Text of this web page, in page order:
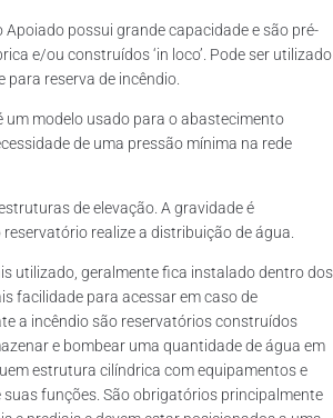
Apoiado possui grande capacidade e são pré-
e/ou construídos ‘in loco’. Pode ser utilizado
para reserva de incêndio.
um modelo usado para o abastecimento
de uma pressão mínima na rede
de elevação. A gravidade é
realize a distribuição de água.
utilizado, geralmente fica instalado dentro dos
facilidade para acessar em caso de
a incêndio são reservatórios construídos
e bombear uma quantidade de água em
estrutura cilíndrica com equipamentos e
suas funções. São obrigatórios principalmente